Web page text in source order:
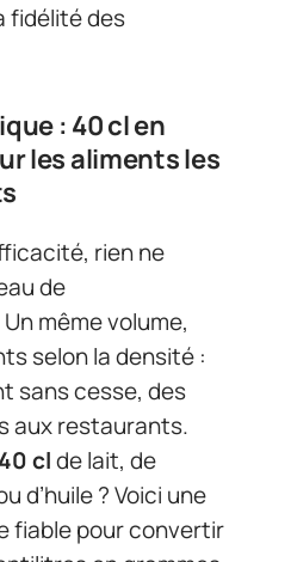
fidélité des
: 40 cl en
les aliments les
rien ne
de
même volume,
selon la densité :
sans cesse, des
aux restaurants.
40 clde lait, de
d’huile ? Voici une
fiable pour convertir